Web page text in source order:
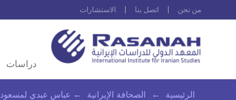
من نحن اتصل بنا الاستشارات
دراسات
الرئيسية ← الصحافة الإيرانية ← عباس عبدي لمسعود